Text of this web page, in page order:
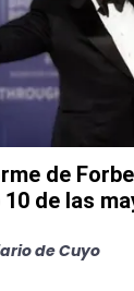
de
10 de las
de Cuyo